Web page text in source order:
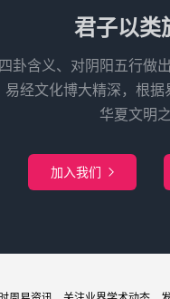
君子以类
卦含义、对阴阳五行
经文化博大精深，根
华夏文明之
加入我们 